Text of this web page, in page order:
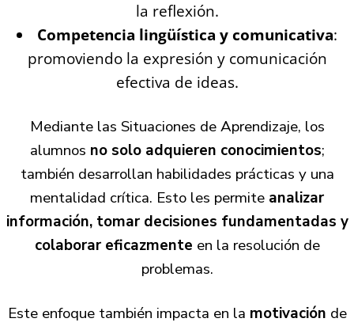
la reflexión.
Competencia lingüística y comunicativa:
promoviendo la expresión y comunicación
efectiva de ideas.
Mediante las Situaciones de Aprendizaje, los
alumnos no solo adquieren conocimientos;
también desarrollan habilidades prácticas y una
mentalidad crítica. Esto les permite analizar
información, tomar decisiones fundamentadas y
colaborar eficazmente en la resolución de
problemas.
Este enfoque también impacta en la motivación de